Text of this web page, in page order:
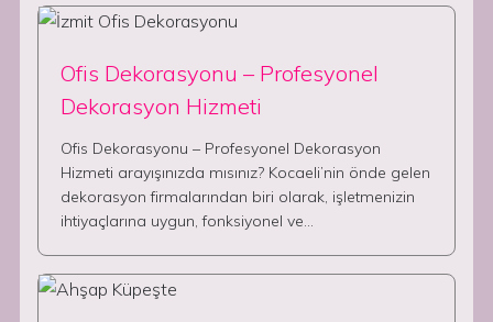
Ofis Dekorasyonu – Profesyonel
Dekorasyon Hizmeti
Ofis Dekorasyonu – Profesyonel Dekorasyon
Hizmeti arayışınızda mısınız? Kocaeli’nin önde gelen
dekorasyon firmalarından biri olarak, işletmenizin
ihtiyaçlarına uygun, fonksiyonel ve…